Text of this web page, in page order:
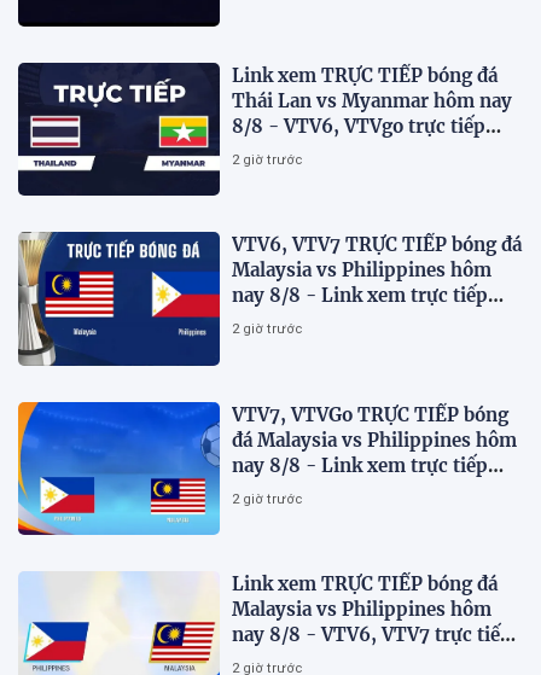
Link xem TRỰC TIẾP bóng đá
Thái Lan vs Myanmar hôm nay
8/8 - VTV6, VTVgo trực tiếp
AFF Cup 2026
2 giờ trước
VTV6, VTV7 TRỰC TIẾP bóng đá
Malaysia vs Philippines hôm
nay 8/8 - Link xem trực tiếp
AFF Cup 2026 mới nhất
2 giờ trước
VTV7, VTVGo TRỰC TIẾP bóng
đá Malaysia vs Philippines hôm
nay 8/8 - Link xem trực tiếp
AFF Cup 2026 mới nhất
2 giờ trước
Link xem TRỰC TIẾP bóng đá
Malaysia vs Philippines hôm
nay 8/8 - VTV6, VTV7 trực tiếp
AFF Cup 2026
2 giờ trước